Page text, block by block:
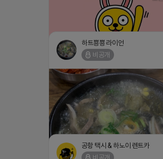
⛔️ 투자금 0원 부업 ➡️ 내일 밤 9시 ⛔️
2026-04-18 17:23
하트뿅뿅 라이언
비공개
공항 택시 & 하노이 렌트카
비공개